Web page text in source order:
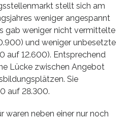
stellt sich am
weniger angespannt
gab weniger nicht vermittelte
und weniger unbesetzte
auf 12.600). Entsprechend
Lücke zwischen Angebot
Sie
auf 28.300.
waren neben einer nur noch